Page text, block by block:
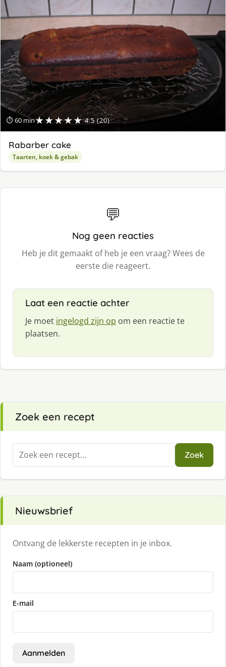
⏱ 60 min★★★★★ 4.5 (20)
Rabarber cake
Taarten, koek & gebak
💬
Nog geen reacties
Heb je dit gemaakt of heb je een vraag? Wees de
eerste die reageert.
Laat een reactie achter
Je moet ingelogd zijn op om een reactie te
plaatsen.
Zoek een recept
Zoeken
naar:
Zoek
Nieuwsbrief
Ontvang de lekkerste recepten in je inbox.
Naam (optioneel)
E-mail
Aanmelden